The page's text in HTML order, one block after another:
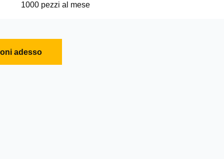
1000 pezzi al mese
adesso